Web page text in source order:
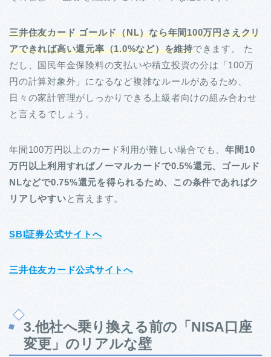
三井住友カード ゴールド（NL）なら年間100万円さえクリ
アできれば高い還元率（1.0%など）を維持できます。 た
だし、国民年金保険料の支払いや積立投資の分は「100万
円の計算対象外」になるなど複雑なルールがあるため、
日々の家計管理がしっかりできる上級者向けの組み合わせ
と言えるでしょう。
年間100万円以上のカード利用が難しい場合でも、年間10
万円以上利用すればノーマルカードで0.5%還元、ゴールド
NLなどで0.75%還元を得られるため、この条件であればク
リアしやすいと言えます。
SBI証券公式サイトへ
三井住友カード公式サイトへ
3.他社へ乗り換える前の「NISA口座
変更」のリアルな壁